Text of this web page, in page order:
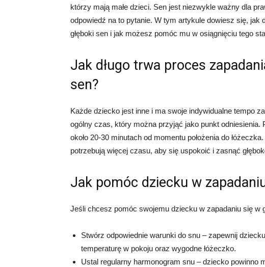
którzy mają małe dzieci. Sen jest niezwykle ważny dla
odpowiedź na to pytanie. W tym artykule dowiesz się, jak
głęboki sen i jak możesz pomóc mu w osiągnięciu tego
Jak długo trwa proces
sen?
Każde dziecko jest inne i ma swoje indywidualne tempo
ogólny czas, który można przyjąć jako punkt odniesienia.
około 20-30 minutach od momentu położenia do
potrzebują więcej czasu, aby się uspokoić i zasnąć
Jak pomóc dziecku w
Jeśli chcesz pomóc swojemu dziecku w zapadaniu się w
Stwórz odpowiednie warunki do snu – zapewnij
temperaturę w pokoju oraz wygodne łóżeczko.
Ustal regularny harmonogram snu – dziecko powinno